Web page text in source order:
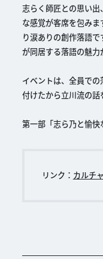
志らく師匠との思い
な感覚が客席を包み
り涙ありの創作落語
が同居する落語の魅力
イベントは、全員で
付けたから立川流の話
第一部「志ら乃と愉快
リンク： カルチ